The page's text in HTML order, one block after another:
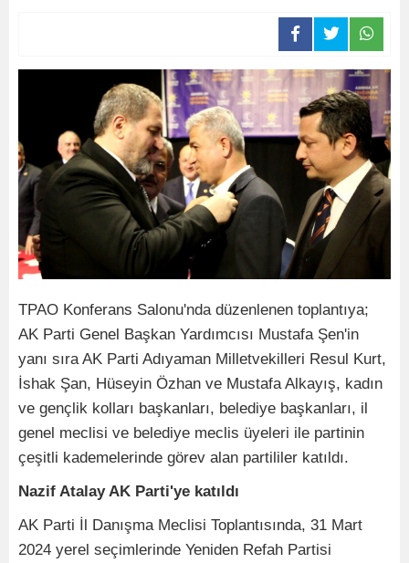
TPAO Konferans Salonu'nda düzenlenen toplantıya;
AK Parti Genel Başkan Yardımcısı Mustafa Şen'in
yanı sıra AK Parti Adıyaman Milletvekilleri Resul Kurt,
İshak Şan, Hüseyin Özhan ve Mustafa Alkayış, kadın
ve gençlik kolları başkanları, belediye başkanları, il
genel meclisi ve belediye meclis üyeleri ile partinin
çeşitli kademelerinde görev alan partililer katıldı.
Nazif Atalay AK Parti'ye katıldı
AK Parti İl Danışma Meclisi Toplantısında, 31 Mart
2024 yerel seçimlerinde Yeniden Refah Partisi